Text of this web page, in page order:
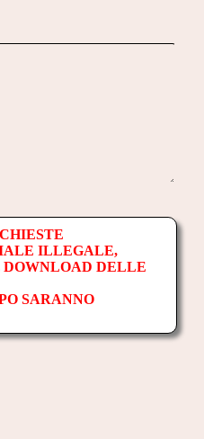
ILLEGALE,
DOWNLOAD DELLE
SARANNO